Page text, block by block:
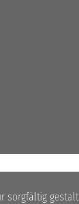
sorgfältig